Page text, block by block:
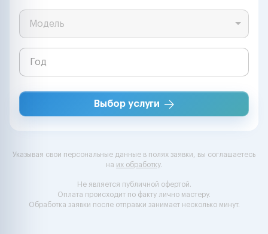
Модель
Выбор услуги
Указывая свои персональные данные в полях заявки, вы соглашаетесь
на их обработку.
Не является публичной офертой.
Оплата происходит по факту лично мастеру.
Обработка заявки после отправки занимает несколько минут.